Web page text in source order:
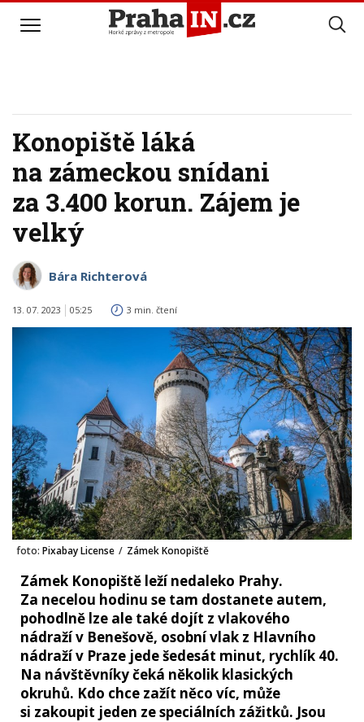
Konopiště láká
na zámeckou snídani
za 3.400 korun. Zájem je
velký
Bára Richterová
13. 07. 2023 05:25 3 min. čtení
foto: Pixabay License / Zámek Konopiště
Zámek Konopiště leží nedaleko Prahy.
Za necelou hodinu se tam dostanete autem,
pohodlně lze ale také dojít z vlakového
nádraží v Benešově, osobní vlak z Hlavního
nádraží v Praze jede šedesát minut, rychlík 40.
Na návštěvníky čeká několik klasických
okruhů. Kdo chce zažít něco víc, může
si zakoupit jeden ze speciálních zážitků. Jsou